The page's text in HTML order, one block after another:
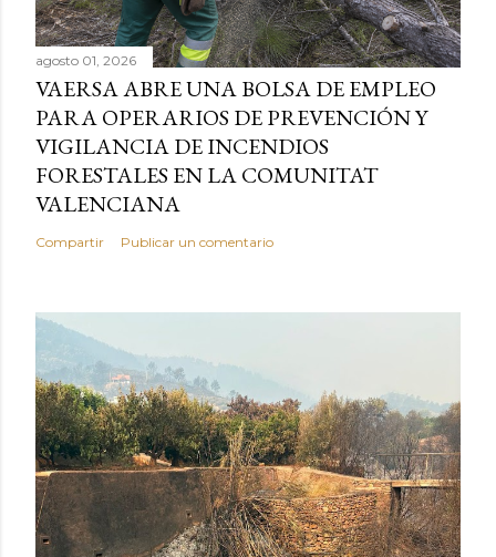
agosto 01, 2026
VAERSA ABRE UNA BOLSA DE EMPLEO
PARA OPERARIOS DE PREVENCIÓN Y
VIGILANCIA DE INCENDIOS
FORESTALES EN LA COMUNITAT
VALENCIANA
Compartir Publicar un comentario